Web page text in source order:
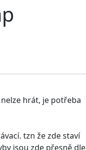
hrát, je potřeba
tzn že zde staví
jsou zde přesně dle